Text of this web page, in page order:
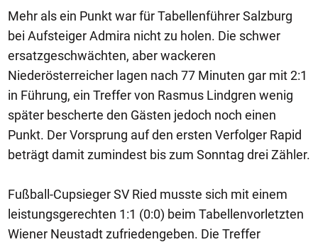
Mehr als ein Punkt war für Tabellenführer Salzburg
bei Aufsteiger Admira nicht zu holen. Die schwer
ersatzgeschwächten, aber wackeren
Niederösterreicher lagen nach 77 Minuten gar mit 2:1
in Führung, ein Treffer von Rasmus Lindgren wenig
später bescherte den Gästen jedoch noch einen
Punkt. Der Vorsprung auf den ersten Verfolger Rapid
beträgt damit zumindest bis zum Sonntag drei Zähler.
Fußball-Cupsieger SV Ried musste sich mit einem
leistungsgerechten 1:1 (0:0) beim Tabellenvorletzten
Wiener Neustadt zufriedengeben. Die Treffer